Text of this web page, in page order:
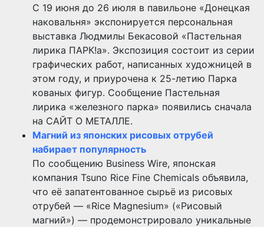
С 19 июня до 26 июля в павильоне «Донецкая
наковальня» экспонируется персональная
выставка Людмилы Бекасовой «Пастельная
лирика ПАРК!а». Экспозиция состоит из серии
графических работ, написанных художницей в
этом году, и приурочена к 25-летию Парка
кованых фигур. Сообщение Пастельная
лирика «железного парка» появились сначала
на САЙТ О МЕТАЛЛЕ.
Магний из японских рисовых отрубей
набирает популярность
По сообщению Business Wire, японская
компания Tsuno Rice Fine Chemicals объявила,
что её запатентованное сырьё из рисовых
отрубей — «Rice Magnesium» («Рисовый
магний») — продемонстрировало уникальные